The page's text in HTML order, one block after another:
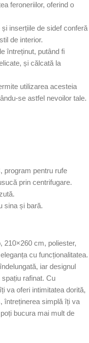
feroneriilor, oferind o
inserțiile de sidef conferă
de interior.
întreținut, putând fi
și călcată la
utilizarea acesteia
se astfel nevoilor tale.
program pentru rufe
prin centrifugare.
sina și bară.
210×260 cm, poliester,
cu funcționalitatea.
iar designul
rafinat. Cu
va oferi intimitatea dorită,
întreținerea simplă îți va
bucura mai mult de